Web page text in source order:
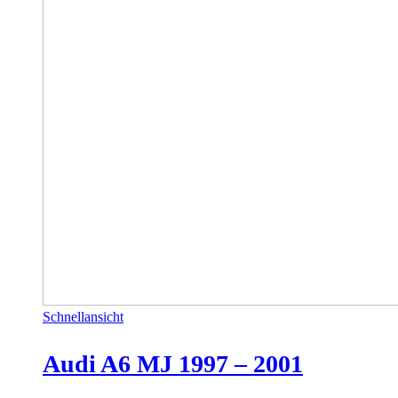
Schnellansicht
Audi A6 MJ 1997 – 2001